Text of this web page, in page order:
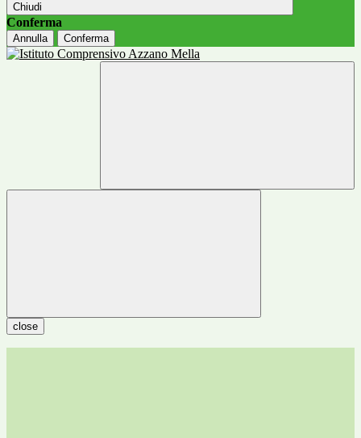
Chiudi
Conferma
Annulla Conferma
close